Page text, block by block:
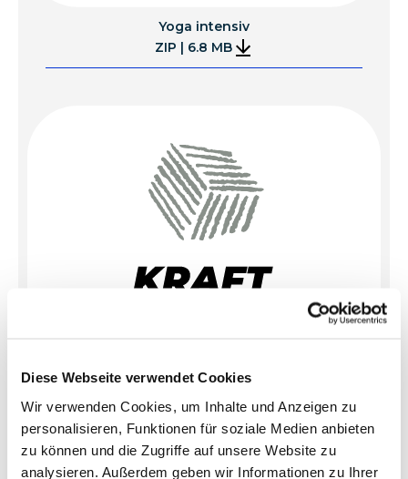
Diese Webseite verwendet Cookies
Wir verwenden Cookies, um Inhalte und Anzeigen zu
personalisieren, Funktionen für soziale Medien anbieten
zu können und die Zugriffe auf unsere Website zu
analysieren. Außerdem geben wir Informationen zu Ihrer
Yoga intensiv
ZIP | 6.8 MB
Kraft und Ausdauer
ZIP | 3.3 MB